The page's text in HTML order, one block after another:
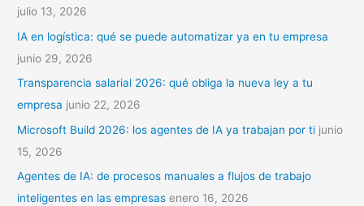
:
julio 13, 2026
IA en logística: qué se puede automatizar ya en tu empresa
junio 29, 2026
Transparencia salarial 2026: qué obliga la nueva ley a tu
empresa junio 22, 2026
Microsoft Build 2026: los agentes de IA ya trabajan por ti junio
15, 2026
Agentes de IA: de procesos manuales a flujos de trabajo
inteligentes en las empresas enero 16, 2026